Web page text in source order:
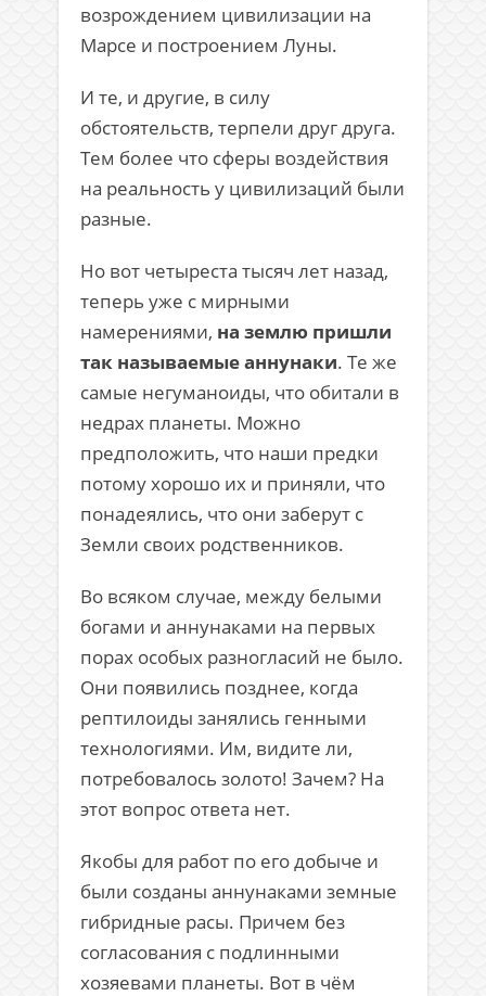
возрождением цивилизации на
Марсе и построением Луны.
И те, и другие, в силу
обстоятельств, терпели друг друга.
Тем более что сферы воздействия
на реальность у цивилизаций были
разные.
Но вот четыреста тысяч лет назад,
теперь уже с мирными
намерениями, на землю пришли
так называемые аннунаки. Те же
самые негуманоиды, что обитали в
недрах планеты. Можно
предположить, что наши предки
потому хорошо их и приняли, что
понадеялись, что они заберут с
Земли своих родственников.
Во всяком случае, между белыми
богами и аннунаками на первых
порах особых разногласий не было.
Они появились позднее, когда
рептилоиды занялись генными
технологиями. Им, видите ли,
потребовалось золото! Зачем? На
этот вопрос ответа нет.
Якобы для работ по его добыче и
были созданы аннунаками земные
гибридные расы. Причем без
согласования с подлинными
хозяевами планеты. Вот в чём